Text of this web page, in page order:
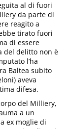
al di fuori
da parte di
reagito a
tirato fuori
di essere
del delitto non è
l’ha
Baltea subito
aveva
difesa.
del Milliery,
a un
ex moglie di